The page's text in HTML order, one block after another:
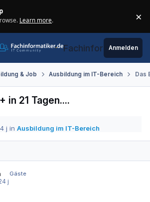
Learn more. ×
Fachinformatiker.de
Anmelden
& Job Ausbildung im IT-Bereich Das
in 21 Tagen....
j inAusbildung im IT-Bereich
Gäste
j